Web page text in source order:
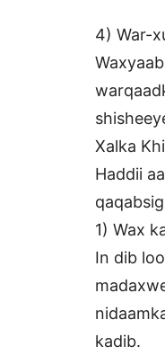
4) War-
Xalka
Haddii
1) Wax
In dib
kadib.